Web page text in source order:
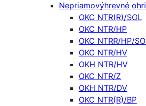
Nepriamovýhrevné
OKC NTR(R)/SOL
OKC NTR/HP
OKC NTRR/HP/
OKC NTR/HV
OKH NTR/HV
OKC NTR/Z
OKH NTR/DV
OKC NTR(R)/BP